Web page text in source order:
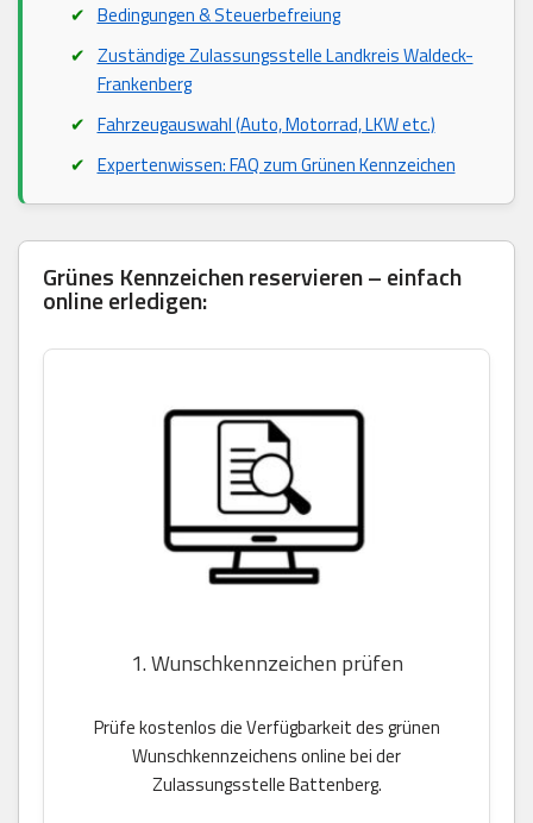
Bedingungen & Steuerbefreiung
Zuständige Zulassungsstelle Landkreis Waldeck-
Frankenberg
Fahrzeugauswahl (Auto, Motorrad, LKW etc.)
Expertenwissen: FAQ zum Grünen Kennzeichen
Grünes Kennzeichen reservieren – einfach
online erledigen:
1. Wunschkennzeichen prüfen
Prüfe kostenlos die Verfügbarkeit des grünen
Wunschkennzeichens online bei der
Zulassungsstelle Battenberg.